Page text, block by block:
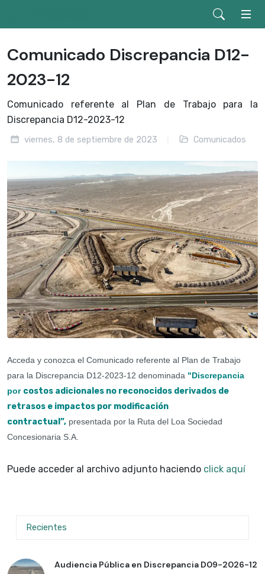
Comunicado Discrepancia D12-
2023-12
Comunicado referente al Plan de Trabajo para la
Discrepancia D12-2023-12
viernes, 8 de septiembre de 2023 Comunicados
Acceda y conozca el Comunicado referente al Plan de Trabajo
para la Discrepancia D12-2023-12 denominada "Discrepancia
por costos adicionales no reconocidos derivados de
retrasos e impactos por modificación
contractual ”, presentada por la Ruta del Loa Sociedad
Concesionaria S.A.
Puede acceder al archivo adjunto haciendo click aquí
Recientes
Audiencia Pública en Discrepancia D09-2026-12